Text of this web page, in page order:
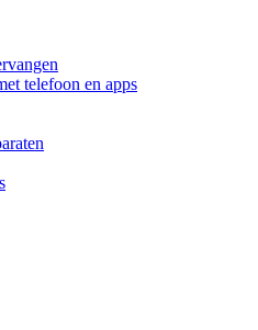
telefoon en apps